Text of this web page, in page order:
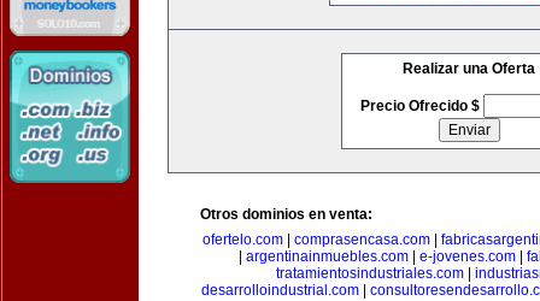
Realizar una Oferta
Precio Ofrecido $
Otros dominios en venta:
ofertelo.com| comprasencasa.com|
argentinainmuebles.com| e-jovenes.com|
tratamientosindustriales.com
desarrolloindustrial.com|